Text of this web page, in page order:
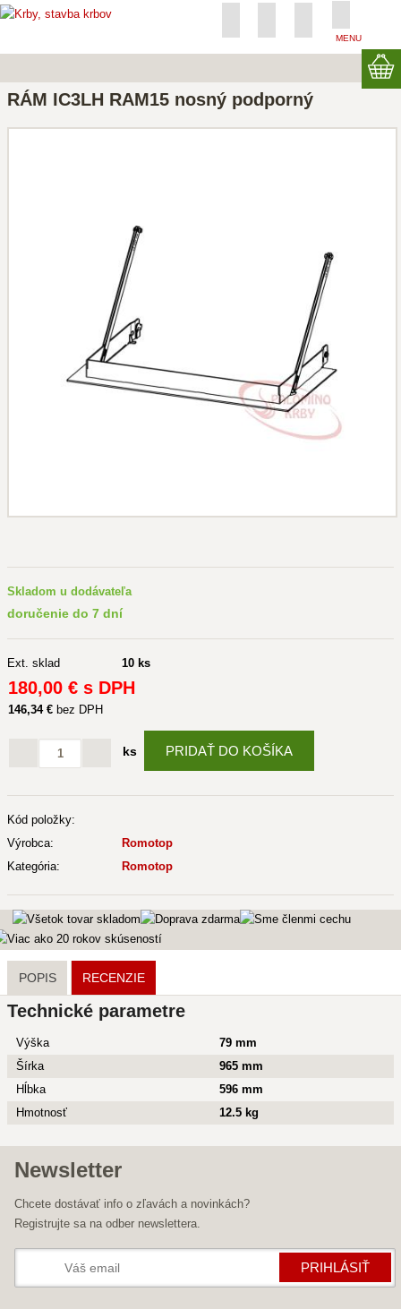
MENU
RÁM IC3LH RAM15 nosný podporný
Skladom u dodávateľa
doručenie do 7 dní
Ext. sklad 10 ks
180,00 € s DPH
146,34 € bez DPH
ks PRIDAŤ DO KOŠÍKA
Kód položky:
Výrobca:
Romotop
Kategória:
Romotop
POPIS RECENZIE
Technické parametre
Výška
79 mm
Šírka
965 mm
Hĺbka
596 mm
Hmotnosť
12.5 kg
Newsletter
Chcete dostávať info o zľavách a novinkách?
Registrujte sa na odber newslettera.
PRIHLÁSIŤ